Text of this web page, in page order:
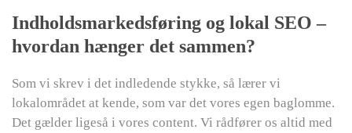
Indholdsmarkedsføring og lokal SEO –
hvordan hænger det sammen?
Som vi skrev i det indledende stykke, så lærer vi
lokalområdet at kende, som var det vores egen baglomme.
Det gælder ligeså i vores content. Vi rådfører os altid med